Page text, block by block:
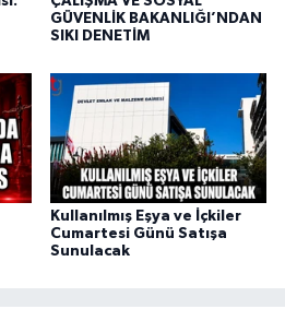
GÜVENLİK BAKANLIĞI’NDAN
SIKI DENETİM
Kullanılmış Eşya ve İçkiler
Cumartesi Günü Satışa
Sunulacak